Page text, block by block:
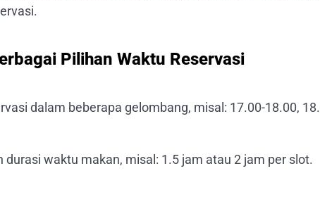
Pilihan Waktu Reservasi
dalam beberapa gelombang, misal: 17.00-18.00,
durasi waktu makan, misal: 1.5 jam atau 2 jam per slot.